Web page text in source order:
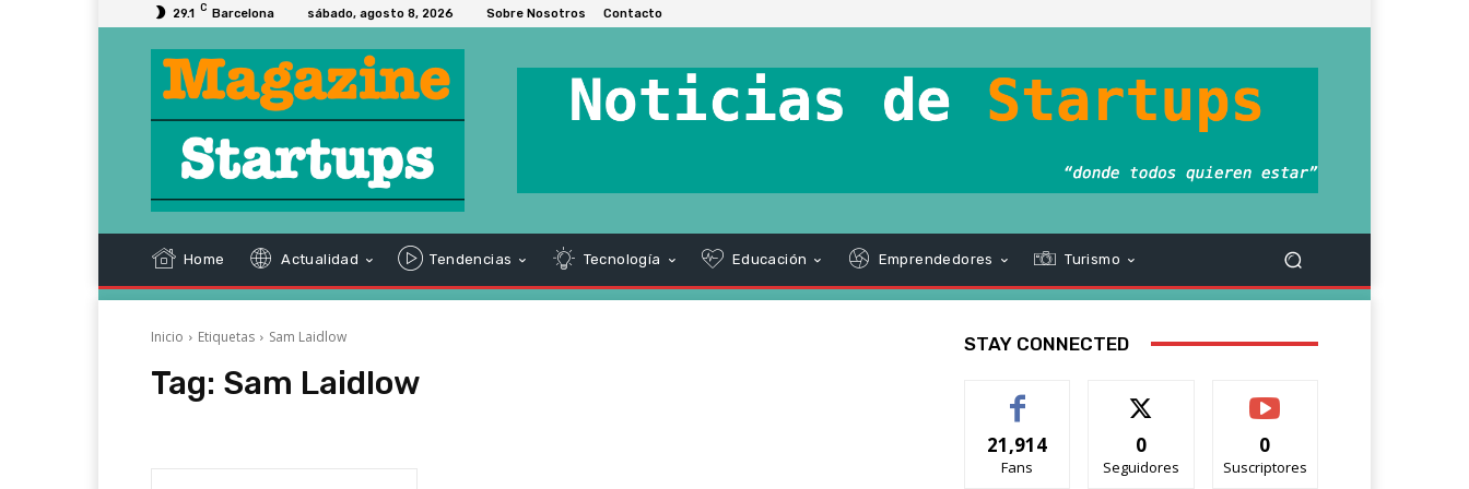
29.1 C Barcelona sábado, agosto 8, 2026 Sobre Nosotros Contacto
Home Actualidad Tendencias Tecnología Educación Emprendedores Turismo
Inicio Etiquetas Sam Laidlow
Tag: Sam Laidlow
STAY CONNECTED
21,914
Fans
0
Seguidores
0
Suscriptores